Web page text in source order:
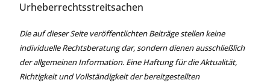
Urheberrechtsstreitsachen
Die auf dieser Seite veröffentlichten Beiträge stellen keine
individuelle Rechtsberatung dar, sondern dienen ausschließlich
der allgemeinen Information. Eine Haftung für die Aktualität,
Richtigkeit und Vollständigkeit der bereitgestellten